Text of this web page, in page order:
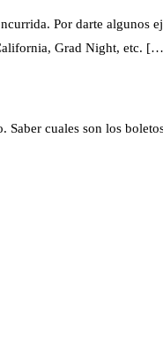
Por darte algunos
Grad Night, etc.
cuales son los